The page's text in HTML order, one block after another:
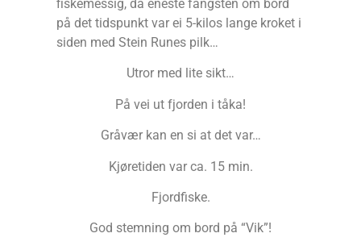
fiskemessig, da eneste fangsten om bord
på det tidspunkt var ei 5-kilos lange kroket i
siden med Stein Runes pilk…
Utror med lite sikt…
På vei ut fjorden i tåka!
Gråvær kan en si at det var…
Kjøretiden var ca. 15 min.
Fjordfiske.
God stemning om bord på “Vik”!